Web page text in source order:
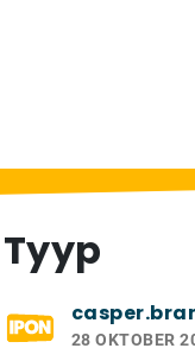
Tyyp
28 OKTOBER